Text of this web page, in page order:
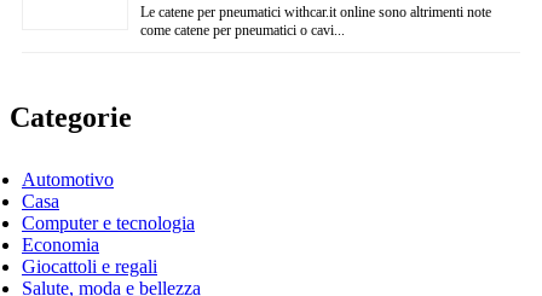
Le catene per pneumatici withcar.it online sono altrimenti note
come catene per pneumatici o cavi...
Categorie
Automotivo
Casa
Computer e tecnologia
Economia
Giocattoli e regali
Salute, moda e bellezza